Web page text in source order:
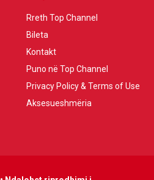
Rreth Top Channel
Bileta
Kontakt
Puno në Top Channel
Privacy Policy & Terms of Use
Aksesueshmëria